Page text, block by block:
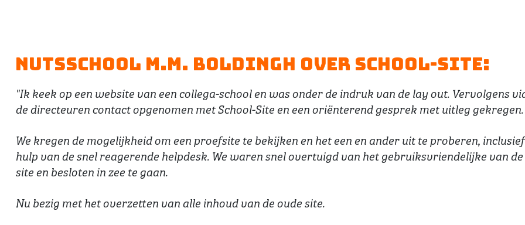
Nutsschool M.M. Boldingh over School-Site:
"Ik keek op een website van een collega-school en was onder de indruk van de lay out. Vervolgens
de directeuren contact opgenomen met School-Site en een oriënterend gesprek met uitleg gekregen.
We kregen de mogelijkheid om een proefsite te bekijken en het een en ander uit te proberen, inclusief
hulp van de snel reagerende helpdesk. We waren snel overtuigd van het gebruiksvriendelijke van de
site en besloten in zee te gaan.
Nu bezig met het overzetten van alle inhoud van de oude site.